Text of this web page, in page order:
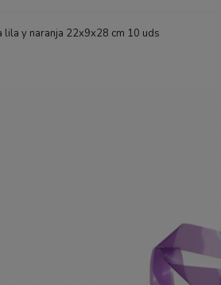
lila y naranja 22x9x28 cm 10 uds